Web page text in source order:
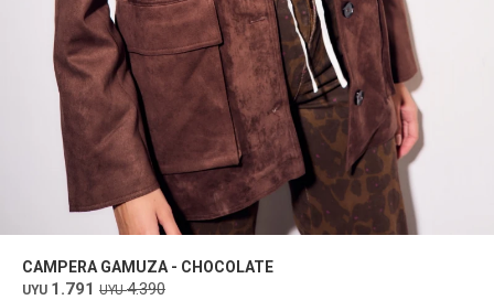
CAMPERA GAMUZA - CHOCOLATE
UYU 1.791 UYU 4.390